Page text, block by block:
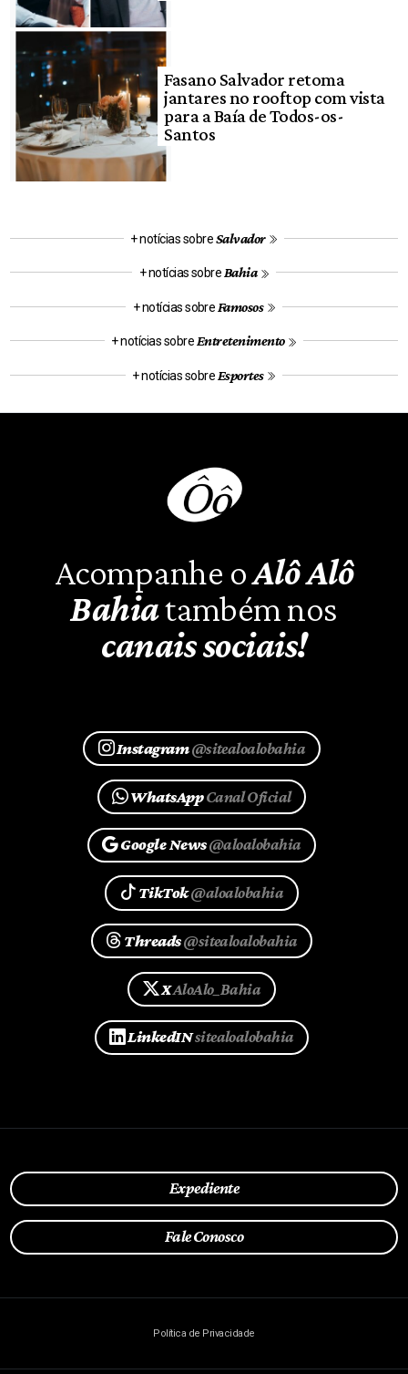
Fasano Salvador retoma
jantares no rooftop com vista
para a Baía de Todos-os-
Santos
+ notícias sobreSalvador
+ notícias sobreBahia
+ notícias sobre Famosos
+ notícias sobreEntretenimento
+ notícias sobre Esportes
Acompanhe oAlô Alô
Bahiatambém nos
canais sociais!
Instagram@sitealoalobahia
WhatsAppCanal Oficial
Google News@aloalobahia
TikTok@aloalobahia
Threads@sitealoalobahia
XAloAlo_Bahia
LinkedINsitealoalobahia
Expediente
Fale Conosco
Política de Privacidade